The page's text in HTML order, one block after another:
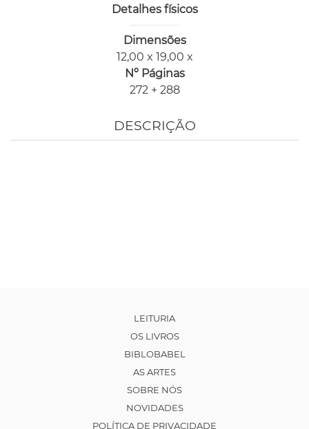
Detalhes físicos
Dimensões
12,00 x 19,00 x
Nº Páginas
272 + 288
DESCRIÇÃO
LEITURIA
OS LIVROS
BIBLOBABEL
AS ARTES
SOBRE NÓS
NOVIDADES
POLÍTICA DE PRIVACIDADE